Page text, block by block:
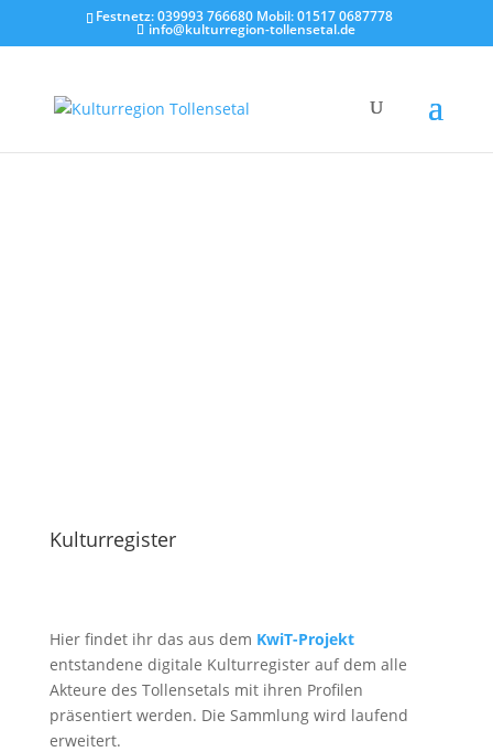
Festnetz: 039993 766680 Mobil: 01517 0687778
info@kulturregion-tollensetal.de
Kulturregister
Hier findet ihr das aus dem KwiT-Projekt
entstandene digitale Kulturregister auf dem alle
Akteure des Tollensetals mit ihren Profilen
präsentiert werden. Die Sammlung wird laufend
erweitert.